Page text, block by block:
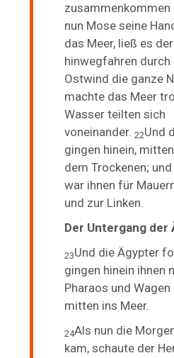
nun Mose seine
das Meer, ließ es
hinwegfahren durch
Ostwind die ganze
machte das Meer
Wasser teilten sich
voneinander.22Und
gingen hinein,
dem Trockenen;
war ihnen für
und zur Linken.
Der Untergang der
23Und die Ägypter
gingen hinein ihnen
Pharaos und Wagen
mitten ins Meer.
24Als nun die
kam,schaute der